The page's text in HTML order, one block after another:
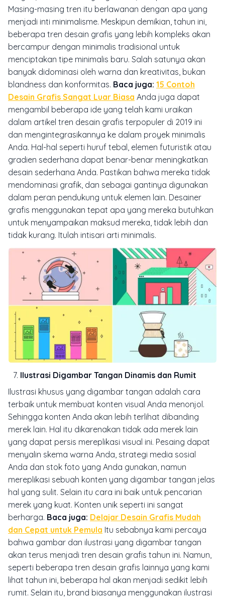
Masing-masing tren itu berlawanan dengan apa yang
menjadi inti minimalisme. Meskipun demikian, tahun ini,
beberapa tren desain grafis yang lebih kompleks akan
bercampur dengan minimalis tradisional untuk
menciptakan tipe minimalis baru. Salah satunya akan
banyak didominasi oleh warna dan kreativitas, bukan
blandness dan konformitas. Baca juga: 15 Contoh
Desain Grafis Sangat Luar Biasa Anda juga dapat
mengambil beberapa ide yang telah kami uraikan
dalam artikel tren desain grafis terpopuler di 2019 ini
dan mengintegrasikannya ke dalam proyek minimalis
Anda. Hal-hal seperti huruf tebal, elemen futuristik atau
gradien sederhana dapat benar-benar meningkatkan
desain sederhana Anda. Pastikan bahwa mereka tidak
mendominasi grafik, dan sebagai gantinya digunakan
dalam peran pendukung untuk elemen lain. Desainer
grafis menggunakan tepat apa yang mereka butuhkan
untuk menyampaikan maksud mereka, tidak lebih dan
tidak kurang. Itulah intisari arti minimalis.
Ilustrasi Digambar Tangan Dinamis dan Rumit
Ilustrasi khusus yang digambar tangan adalah cara
terbaik untuk membuat konten visual Anda menonjol.
Sehingga konten Anda akan lebih terlihat dibanding
merek lain. Hal itu dikarenakan tidak ada merek lain
yang dapat persis mereplikasi visual ini. Pesaing dapat
menyalin skema warna Anda, strategi media sosial
Anda dan stok foto yang Anda gunakan, namun
mereplikasi sebuah konten yang digambar tangan jelas
hal yang sulit. Selain itu cara ini baik untuk pencarian
merek yang kuat. Konten unik seperti ini sangat
berharga. Baca juga: Delajar Desain Grafis Mudah
dan Cepat untuk Pemula Itu sebabnya kami percaya
bahwa gambar dan ilustrasi yang digambar tangan
akan terus menjadi tren desain grafis tahun ini. Namun,
seperti beberapa tren desain grafis lainnya yang kami
lihat tahun ini, beberapa hal akan menjadi sedikit lebih
rumit. Selain itu, brand biasanya menggunakan ilustrasi